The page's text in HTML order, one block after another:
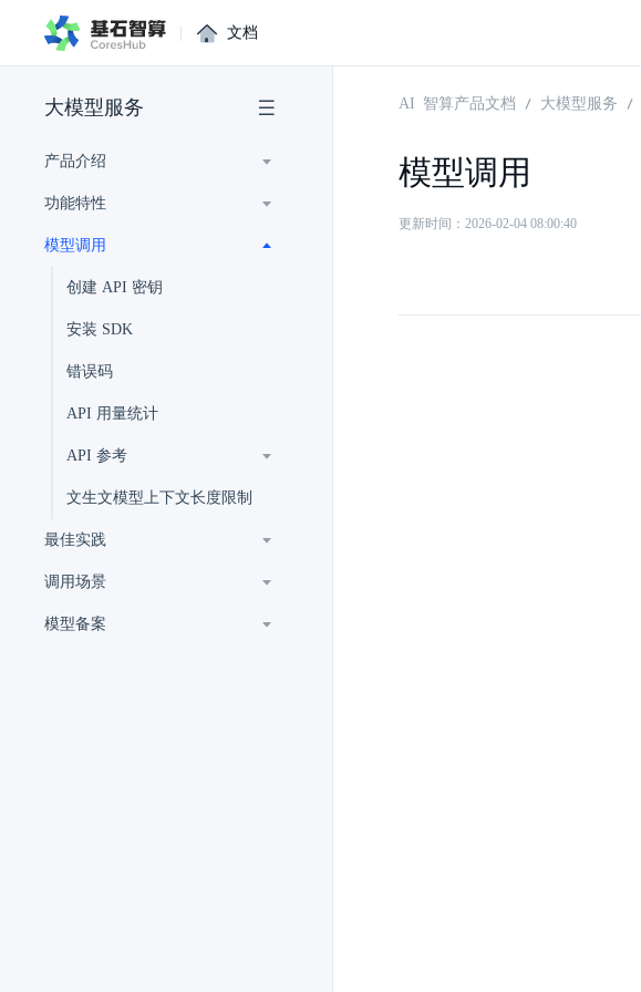
| 文档
大模型服务
产品介绍
功能特性
模型调用
创建 API 密钥
安装 SDK
错误码
API 用量统计
API 参考
文生文模型上下文长度限制
最佳实践
调用场景
模型备案
AI 智算产品文档 大模型服务
模型调用
更新时间：2026-02-04 08:00:40